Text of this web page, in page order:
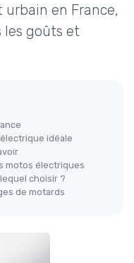
en France,
les goûts et
idéale
motos électriques
choisir ?
de motards